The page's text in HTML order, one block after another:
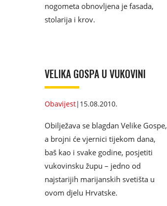
nogometa obnovljena je fasada,
stolarija i krov.
VELIKA GOSPA U VUKOVINI
Obavijest| 15.08.2010.
Obilježava se blagdan Velike Gospe,
a brojni će vjernici tijekom dana,
baš kao i svake godine, posjetiti
vukovinsku župu – jedno od
najstarijih marijanskih svetišta u
ovom djelu Hrvatske.